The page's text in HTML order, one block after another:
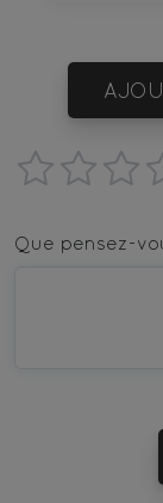
star
—
—
Que pensez-